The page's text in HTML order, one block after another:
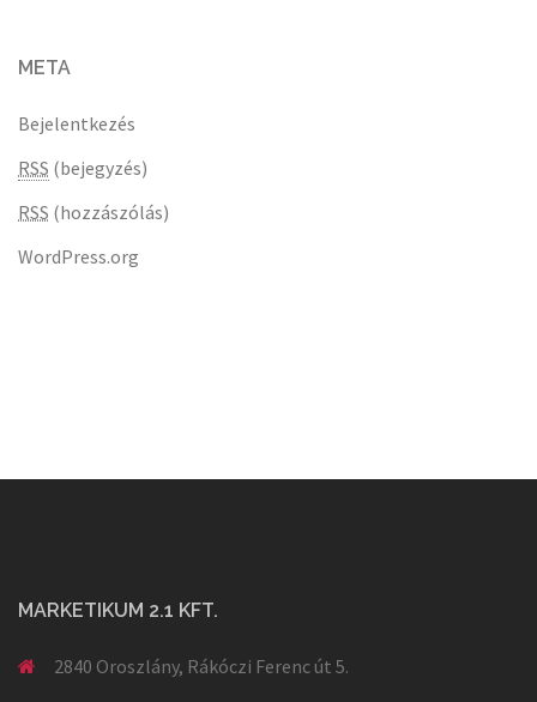
META
Bejelentkezés
RSS (bejegyzés)
RSS (hozzászólás)
WordPress.org
MARKETIKUM 2.1 KFT.
2840 Oroszlány, Rákóczi Ferenc út 5.